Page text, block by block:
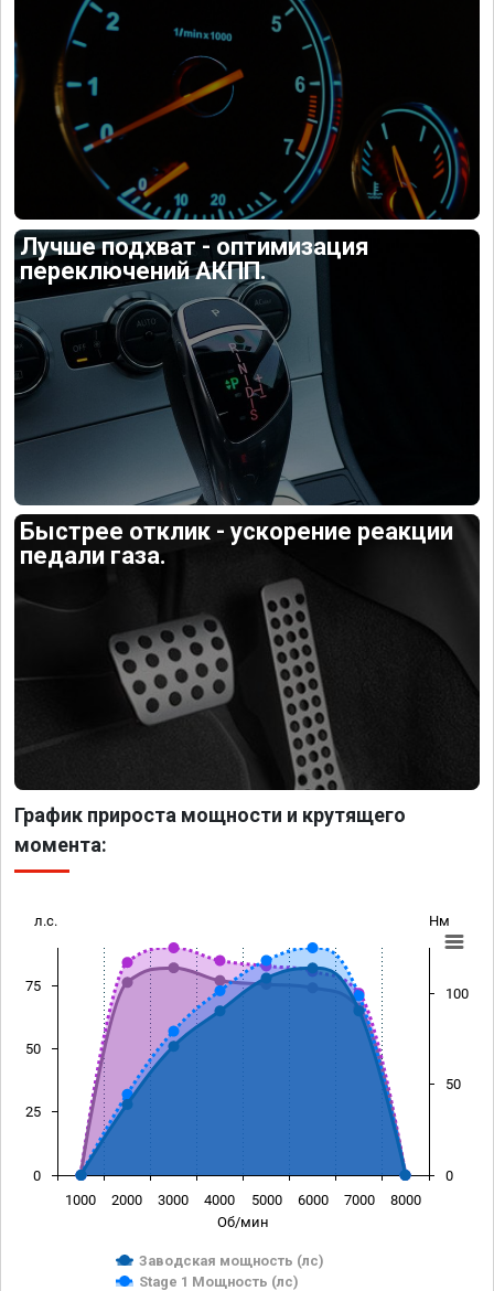
Лучше подхват - оптимизация
переключений АКПП.
Быстрее отклик - ускорение реакции
педали газа.
График прироста мощности и крутящего
момента:
Об/мин
л.с. Нм
Заводская мощность (лс)
Stage 1 Мощность (лс)
1000 2000 3000 4000 5000 6000 7000 8000
0
25
50
75
0
50
100